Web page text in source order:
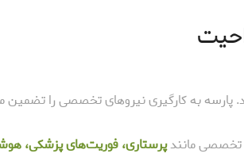
به کارگیری نیروهای تخصصی را تضمین
تخصصی مانندپرستاری، فوریت‌های پزشکی،